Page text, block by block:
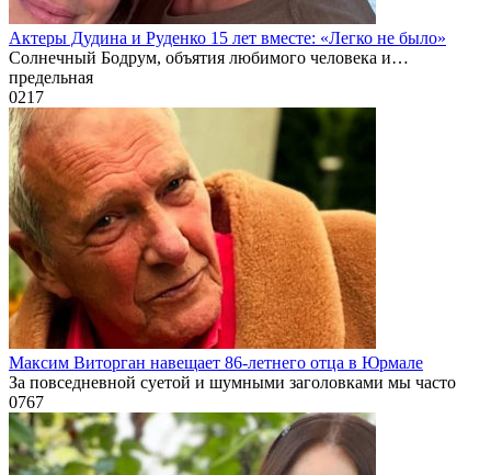
Актеры Дудина и Руденко 15 лет вместе: «Легко не было»
Солнечный Бодрум, объятия любимого человека и…
предельная
0217
Максим Виторган навещает 86-летнего отца в Юрмале
За повседневной суетой и шумными заголовками мы часто
0767